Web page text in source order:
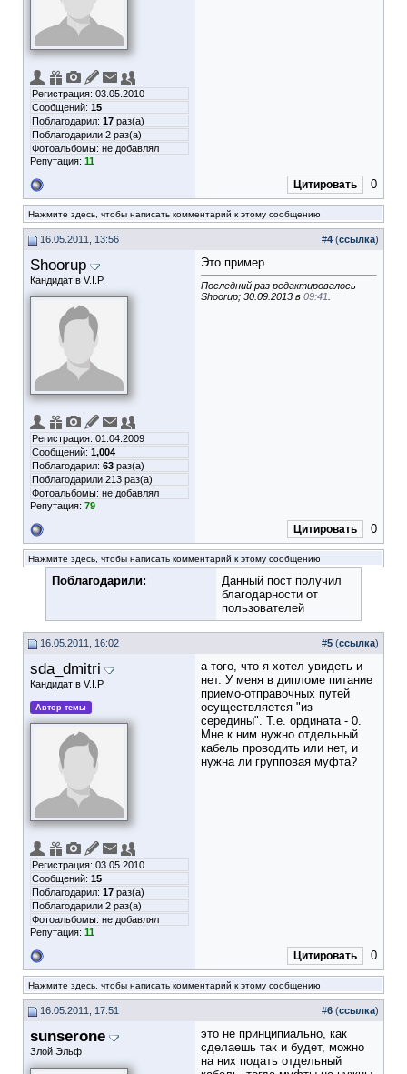
Регистрация: 03.05.2010
Сообщений: 15
Поблагодарил: 17 раз(а)
Поблагодарили 2 раз(а)
Фотоальбомы: не добавлял
Репутация: 11
Цитировать 0
Нажмите здесь, чтобы написать комментарий к этому сообщению
16.05.2011, 13:56 #4 (ссылка)
Shoorup
Кандидат в V.I.P.
Регистрация: 01.04.2009
Сообщений: 1,004
Поблагодарил: 63 раз(а)
Поблагодарили 213 раз(а)
Фотоальбомы: не добавлял
Репутация: 79
Это пример.
Последний раз редактировалось
Shoorup; 30.09.2013 в 09:41
Цитировать 0
Нажмите здесь, чтобы написать комментарий к этому сообщению
Поблагодарили:
Данный пост получил
благодарности от
пользователей
16.05.2011, 16:02 #5 (ссылка)
sda_dmitri
Кандидат в V.I.P.
Автор темы
Регистрация: 03.05.2010
Сообщений: 15
Поблагодарил: 17 раз(а)
Поблагодарили 2 раз(а)
Фотоальбомы: не добавлял
Репутация: 11
а того, что я хотел увидеть и
нет. У меня в дипломе питание
приемо-отправочных путей
осуществляется "из
середины". Т.е. ордината - 0.
Мне к ним нужно отдельный
кабель проводить или нет, и
нужна ли групповая муфта?
Цитировать 0
Нажмите здесь, чтобы написать комментарий к этому сообщению
16.05.2011, 17:51 #6 (ссылка)
sunserone
Злой Эльф
это не принципиально, как
сделаешь так и будет, можно
на них подать отдельный